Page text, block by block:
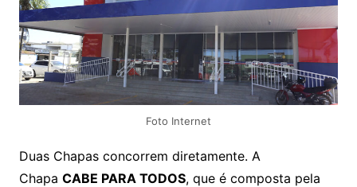
Foto Internet
Duas Chapas concorrem diretamente. A
Chapa CABE PARA TODOS, que é composta pela